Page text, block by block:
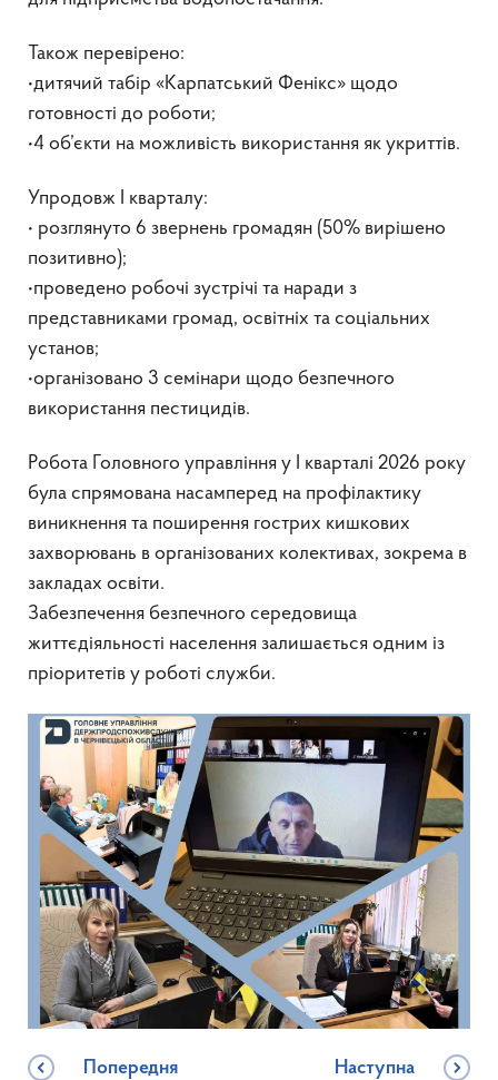
Також перевірено:
•дитячий табір «Карпатський Фенікс» щодо
готовності до роботи;
•4 об’єкти на можливість використання як укриттів.
Упродовж І кварталу:
• розглянуто 6 звернень громадян (50% вирішено
позитивно);
•проведено робочі зустрічі та наради з
представниками громад, освітніх та соціальних
установ;
•організовано 3 семінари щодо безпечного
використання пестицидів.
Робота Головного управління у І кварталі 2026 року
була спрямована насамперед на профілактику
виникнення та поширення гострих кишкових
захворювань в організованих колективах, зокрема в
закладах освіти.
Забезпечення безпечного середовища
життєдіяльності населення залишається одним із
пріоритетів у роботі служби.
Попередня Наступна